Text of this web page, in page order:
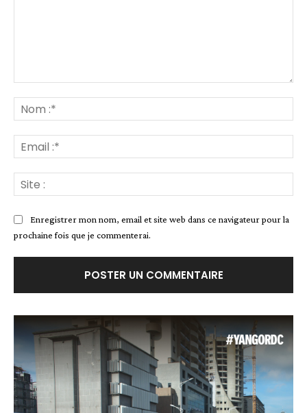
:*
:*
:
Enregistrer mon nom, email et site web dans ce navigateur pour la
prochaine fois que je commenterai.